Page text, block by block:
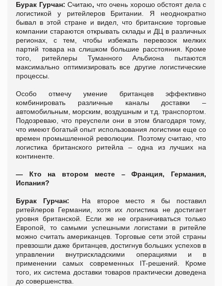
Бурак Гурчан: Считаю, что очень хорошо обстоят дела с
логистикой у ритейлеров Британии. Я неоднократно
бывал в этой стране и видел, что британские торговые
компании стараются открывать склады и ДЦ в различных
регионах, с тем, чтобы избежать перевозок мелких
партий товара на слишком большие расстояния. Кроме
того, ритейлеры Туманного Альбиона пытаются
максимально оптимизировать все другие логистические
процессы.
Особо отмечу умение британцев эффективно
комбинировать различные каналы доставки –
автомобильным, морским, воздушным и т.д. транспортом.
Подозреваю, что преуспели они в этом благодаря тому,
что имеют богатый опыт использования логистики еще со
времен промышленной революции. Поэтому считаю, что
логистика британского ритейла – одна из лучших на
континенте.
— Кто на втором месте – Франция, Германия,
Испания?
Бурак Гурчан: На второе место я бы поставил
ритейлеров Германии, хотя их логистика не достигает
уровня британской. Если же не ограничиваться только
Европой, то самыми успешными логистами в ритейле
можно считать американцев. Торговые сети этой страны
превзошли даже британцев, достигнув больших успехов в
управлении внутрискладскими операциями и в
применении самых современных IT-решений. Кроме
того, их система доставки товаров практически доведена
до совершенства.